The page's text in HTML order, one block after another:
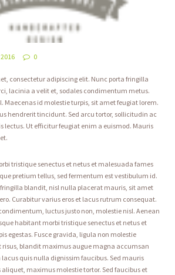
0
consectetur adipiscing elit. Nunc porta fringilla
lacinia a velit et, sodales condimentum metus.
Maecenas id molestie turpis, sit amet feugiat lorem.
hendrerit tincidunt. Sed arcu tortor, sollicitudin ac
lectus. Ut efficitur feugiat enim a euismod. Mauris
tristique senectus et netus et malesuada fames
pretium tellus, sed fermentum est vestibulum id.
fringilla blandit, nisl nulla placerat mauris, sit amet
Curabitur varius eros et lacus rutrum consequat.
luctus justo non, molestie nisl. Aenean
habitant morbi tristique senectus et netus et
egestas. Fusce gravida, ligula non molestie
blandit maximus augue magna accumsan
quis nulla dignissim faucibus. Sed mauris
maximus molestie tortor. Sed faucibus et